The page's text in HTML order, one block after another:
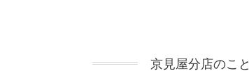
京見屋分店のこと